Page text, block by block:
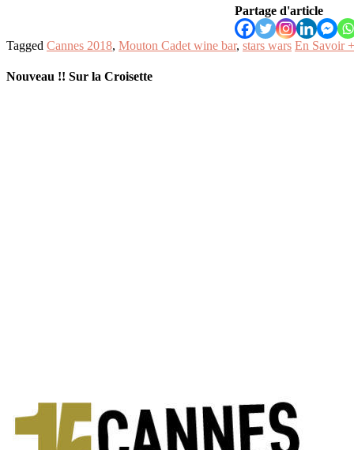
Partage d'article
Tagged Cannes 2018, Mouton Cadet wine bar, stars wars En Savoir +
Nouveau !! Sur la Croisette